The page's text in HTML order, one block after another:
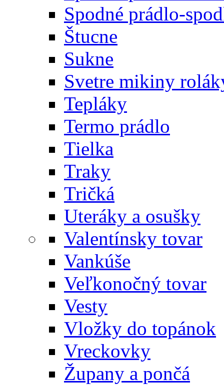
Spodné prádlo-
Štucne
Sukne
Svetre mikiny
Tepláky
Termo prádlo
Tielka
Traky
Tričká
Uteráky a osušky
Valentínsky tovar
Vankúše
Veľkonočný tovar
Vesty
Vložky do topánok
Vreckovky
Župany a pončá